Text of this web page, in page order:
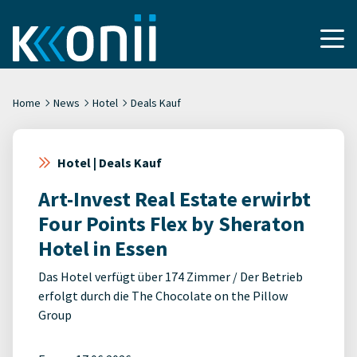
Home News Hotel Deals Kauf
Hotel | Deals Kauf
Art-Invest Real Estate erwirbt
Four Points Flex by Sheraton
Hotel in Essen
Das Hotel verfügt über 174 Zimmer / Der Betrieb
erfolgt durch die The Chocolate on the Pillow
Group